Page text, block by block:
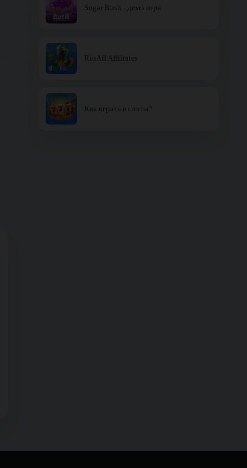
Sugar Rush - демо игра
RioAff Affiliates
Как играть в слоты?